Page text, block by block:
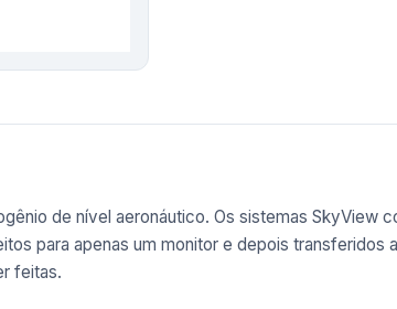
de nível aeronáutico. Os sistemas SkyView
para apenas um monitor e depois
feitas.